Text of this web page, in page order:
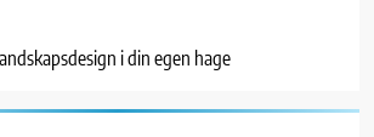
i din egen hage